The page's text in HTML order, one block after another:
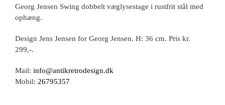
Georg Jensen Swing dobbelt væglysestage i rustfrit stål med
ophæng.
Design Jens Jensen for Georg Jensen. H: 36 cm. Pris kr.
299,-.
Mail: info@antikretrodesign.dk
Mobil: 26795357